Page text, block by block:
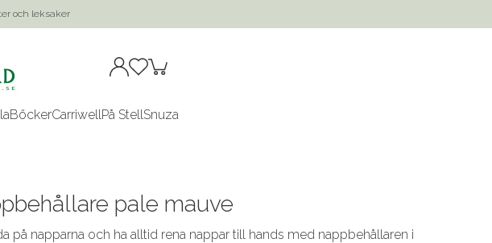
och leksaker
BöckerCarriwellPå StellSnuza
pale mauve
på napparna och ha alltid rena nappar till hands med nappbehållaren i